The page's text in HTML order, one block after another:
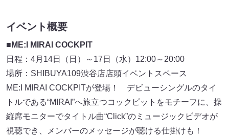
イベント概要
■ME:I MIRAI COCKPIT
日程：4月14日（日）～17日（⽔）12:00～20:00
場所：SHIBUYA109渋谷店店頭イベントスペース
ME:I MIRAI COCKPITが登場！ デビューシングルのタイ
トルである“MIRAI”へ旅立つコックピットをモチーフに、操
縦席モニターでタイトル曲“Click”のミュージックビデオが
視聴でき、メンバーのメッセージが聴ける仕掛けも！